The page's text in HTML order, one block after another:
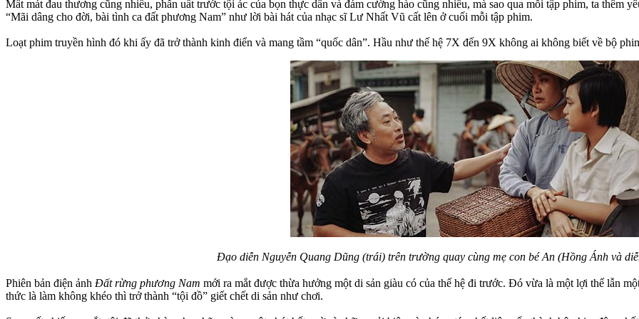
Mất mát đau thương cũng nhiều, phẫn uất trước tội ác của bọn thực dân và đám cường hào cũng nhiều, mà sao qua mỗi tập phim, ta thêm
“Mãi dâng cho đời, bài tình ca đất phương Nam” như lời bài hát của nhạc sĩ Lư Nhất Vũ cất lên ở cuối mỗi tập phim.
Loạt phim truyền hình đó khi ấy đã trở thành kinh điển và mang tầm “quốc dân”. Hầu như thế hệ 7X đến 9X không ai không biết về bộ
Đạo diễn Nguyễn Quang Dũng (trái) trên trường quay cùng mẹ con bé An (Hồng Ánh và
Phiên bản điện ảnh Đất rừng phương Nam mới ra mắt được thừa hưởng một di sản giàu có của thế hệ đi trước. Đó vừa là một lợi thế lẫn
thức là làm không khéo thì trở thành “tội đồ” giết chết di sản như chơi.